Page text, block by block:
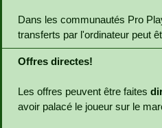
Dans les communautés Pro
transferts par l'ordinateur peut
Offres directes!
Les offres peuvent être faites
avoir palacé le joueur sur le